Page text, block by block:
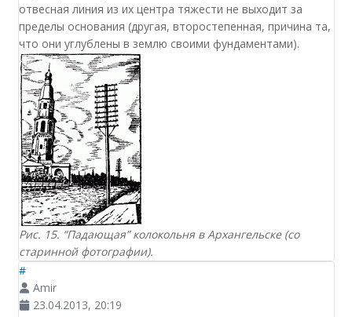
отвесная линия из их центра тяжести не выходит за
пределы основания (другая, второстепенная, причина та,
что они углублены в землю своими фундаментами).
Рис. 15. “Падающая” колокольня в Архангельске (со
старинной фотографии).
#
Amir
23.04.2013, 20:19